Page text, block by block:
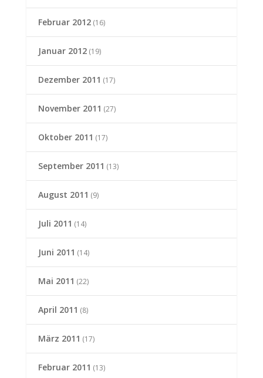
Februar 2012(16)
Januar 2012(19)
Dezember 2011 (17)
November 2011 (27)
Oktober 2011 (17)
September 2011 (13)
August 2011 (9)
Juli 2011 (14)
Juni 2011 (14)
Mai 2011 (22)
April 2011 (8)
März 2011 (17)
Februar 2011 (13)